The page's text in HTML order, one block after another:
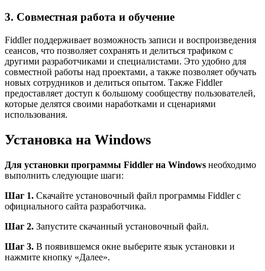
3. Совместная работа и обучение
Fiddler поддерживает возможность записи и воспроизведения
сеансов, что позволяет сохранять и делиться трафиком с
другими разработчиками и специалистами. Это удобно для
совместной работы над проектами, а также позволяет обучать
новых сотрудников и делиться опытом. Также Fiddler
предоставляет доступ к большому сообществу пользователей,
которые делятся своими наработками и сценариями
использования.
Установка на Windows
Для установки программы Fiddler на Windows необходимо
выполнить следующие шаги:
Шаг 1. Скачайте установочный файл программы Fiddler с
официального сайта разработчика.
Шаг 2. Запустите скачанный установочный файл.
Шаг 3. В появившемся окне выберите язык установки и
нажмите кнопку «Далее».